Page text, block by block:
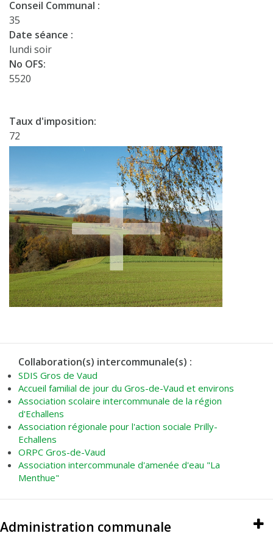
Conseil Communal :
35
Date séance :
lundi soir
No OFS:
5520
Taux d'imposition:
72
Collaboration(s) intercommunale(s) :
SDIS Gros de Vaud
Accueil familial de jour du Gros-de-Vaud et environs
Association scolaire intercommunale de la région
d'Echallens
Association régionale pour l'action sociale Prilly-
Echallens
ORPC Gros-de-Vaud
Association intercommunale d'amenée d'eau "La
Menthue"
Administration communale